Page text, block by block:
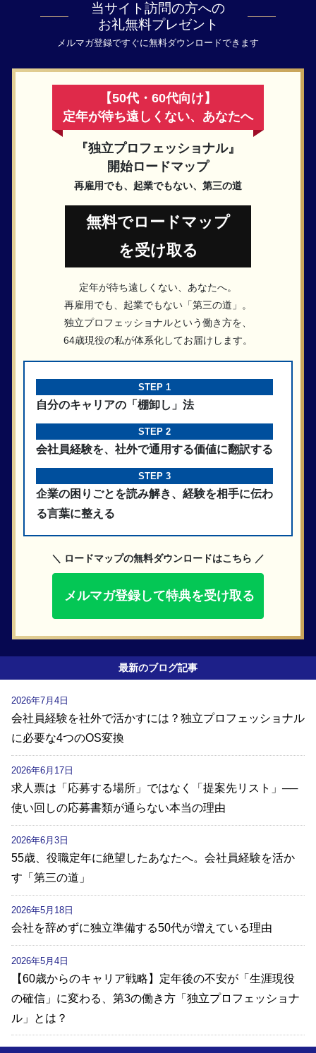
当サイト訪問の方への
お礼無料プレゼント
メルマガ登録ですぐに無料ダウンロードできます
【50代・60代向け】
定年が待ち遠しくない、あなたへ
『独立プロフェッショナル』
開始ロードマップ
再雇用でも、起業でもない、第三の道
無料でロードマップ
を受け取る
定年が待ち遠しくない、あなたへ。
再雇用でも、起業でもない「第三の道」。
独立プロフェッショナルという働き方を、
64歳現役の私が体系化してお届けします。
STEP 1
自分のキャリアの「棚卸し」法
STEP 2
会社員経験を、社外で通用する価値に翻訳する
STEP 3
企業の困りごとを読み解き、経験を相手に伝わ
る言葉に整える
＼ ロードマップの無料ダウンロードはこちら ／
メルマガ登録して特典を受け取る
最新のブログ記事
会社員経験を社外で活かすには？独立プロフェッショナル
に必要な4つのOS変換
2026年7月4日
求人票は「応募する場所」ではなく「提案先リスト」──
使い回しの応募書類が通らない本当の理由
2026年6月17日
55歳、役職定年に絶望したあなたへ。会社員経験を活か
す「第三の道」
2026年6月3日
会社を辞めずに独立準備する50代が増えている理由
2026年5月18日
【60歳からのキャリア戦略】定年後の不安が「生涯現役
の確信」に変わる、第3の働き方「独立プロフェッショナ
ル」とは？
2026年5月4日